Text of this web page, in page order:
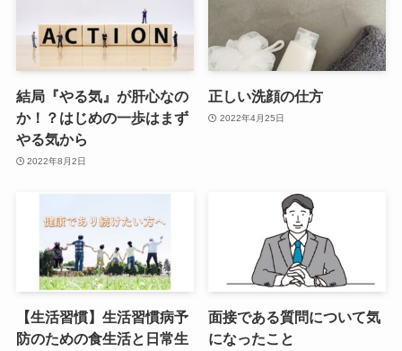
結局『やる気』が肝心なの
か！？はじめの一歩はまず
やる気から
2022年8月2日
正しい洗顔の仕方
2022年4月25日
【生活習慣】生活習慣病予
防のための食生活と日常生
面接である質問について気
になったこと